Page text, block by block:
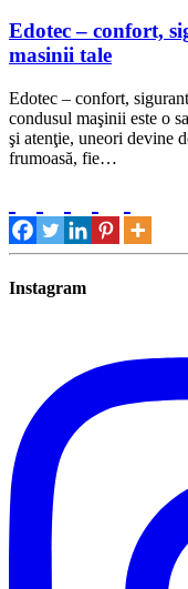
Edotec – confort,
masinii tale
Edotec – confort,
condusul maşinii este o
şi atenţie, uneori devine
frumoasă, fie…
Instagram